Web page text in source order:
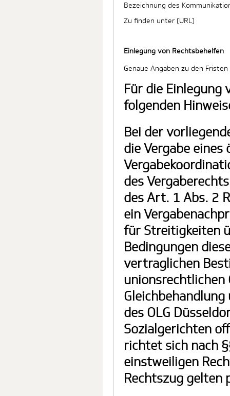
Bezeichnung des
Zu finden unter (URL)
Einlegung von Rechtsbehelfen
Genaue Angaben zu den
Für die Einlegung
folgenden
Bei der
die Vergabe
des
des Art. 1 Abs. 2
ein
für Streitigkeiten
Bedingungen
vertraglichen
des OLG
Sozialgerichten
richtet sich nach
einstweiligen
Rechtszug gelten